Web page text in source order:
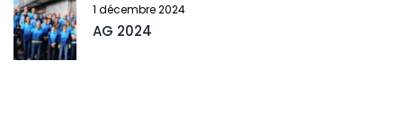
1 décembre 2024
AG 2024